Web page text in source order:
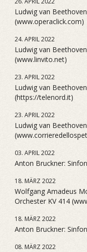
Ludwig van
(www.operaclick.com)
24. APRIL 2022
Ludwig van
(www.linvito.net)
23. APRIL 2022
Ludwig van
(https://telenord.it)
23. APRIL 2022
Ludwig van
03. APRIL 2022
Anton Bruckner:
18. MÄRZ 2022
Wolfgang Amadeus
Orchester KV 414
18. MÄRZ 2022
Anton Bruckner:
08. MÄRZ 2022